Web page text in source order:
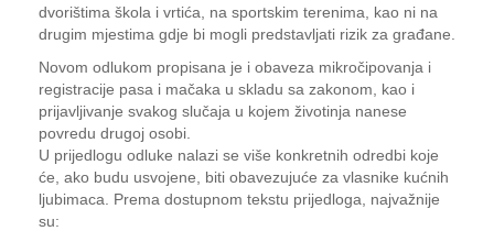
dvorištima škola i vrtića, na sportskim terenima, kao ni na
drugim mjestima gdje bi mogli predstavljati rizik za građane.
Novom odlukom propisana je i obaveza mikročipovanja i
registracije pasa i mačaka u skladu sa zakonom, kao i
prijavljivanje svakog slučaja u kojem životinja nanese
povredu drugoj osobi.
U prijedlogu odluke nalazi se više konkretnih odredbi koje
će, ako budu usvojene, biti obavezujuće za vlasnike kućnih
ljubimaca. Prema dostupnom tekstu prijedloga, najvažnije
su: